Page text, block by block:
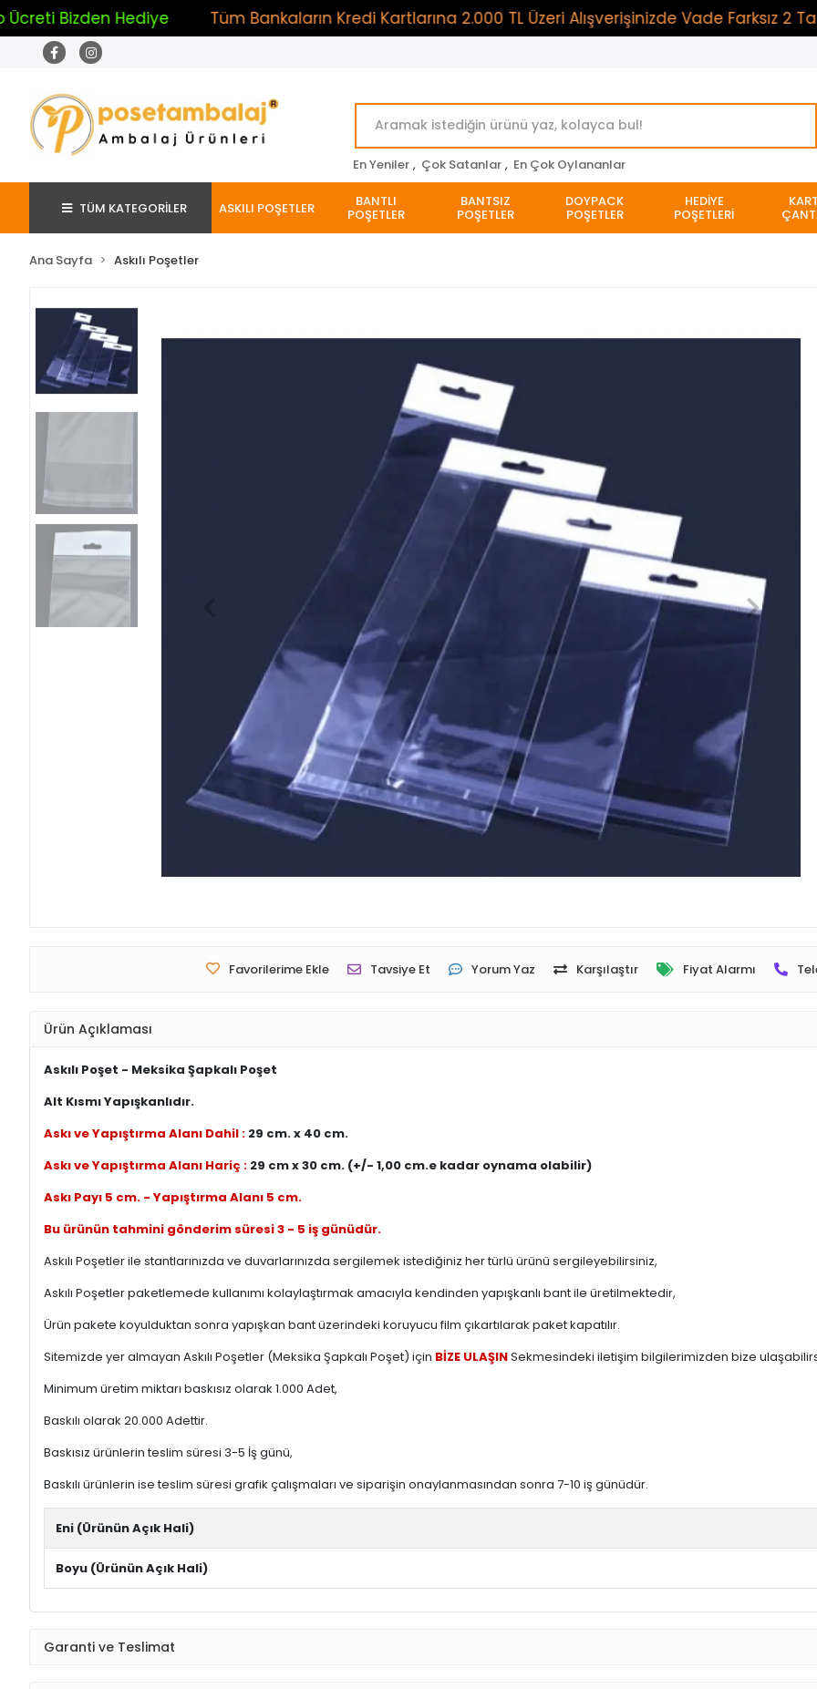
Hediye Tüm Bankaların Kredi Kartlarına 2.000 TL Üzeri Alışverişinizde Vade Farksız 2 Taksit
En Yeniler , Çok Satanlar , En Çok Oylananlar
TÜM KATEGORİLER ASKILI POŞETLER BANTLI
POŞETLER
BANTSIZ
POŞETLER
DOYPACK
POŞETLER
HEDİYE
POŞETLERİ
Ana Sayfa Askılı Poşetler
Favorilerime Ekle Tavsiye Et Yorum Yaz Karşılaştır Fiyat Alarmı
Ürün Açıklaması
Askılı Poşet - Meksika Şapkalı Poşet
Alt Kısmı Yapışkanlıdır.
Askı ve Yapıştırma Alanı Dahil : 29 cm. x 40 cm.
Askı ve Yapıştırma Alanı Hariç : 29 cm x 30 cm. (+/- 1,00 cm.e kadar oynama olabilir)
Askı Payı 5 cm. - Yapıştırma Alanı 5 cm.
Bu ürünün tahmini gönderim süresi 3 - 5 iş günüdür.
Askılı Poşetler ile stantlarınızda ve duvarlarınızda sergilemek istediğiniz her türlü ürünü sergileyebilirsiniz,
Askılı Poşetler paketlemede kullanımı kolaylaştırmak amacıyla kendinden yapışkanlı bant ile üretilmektedir,
Ürün pakete koyulduktan sonra yapışkan bant üzerindeki koruyucu film çıkartılarak paket kapatılır.
Sitemizde yer almayan Askılı Poşetler (Meksika Şapkalı Poşet) için BİZE ULAŞINSekmesindeki iletişim bilgilerimizden bize
Minimum üretim miktarı baskısız olarak 1.000 Adet,
Baskılı olarak 20.000 Adettir.
Baskısız ürünlerin teslim süresi 3-5 İş günü,
Baskılı ürünlerin ise teslim süresi grafik çalışmaları ve siparişin onaylanmasından sonra 7-10 iş günüdür.
Eni (Ürünün Açık Hali)
Boyu (Ürünün Açık Hali)
Garanti ve Teslimat